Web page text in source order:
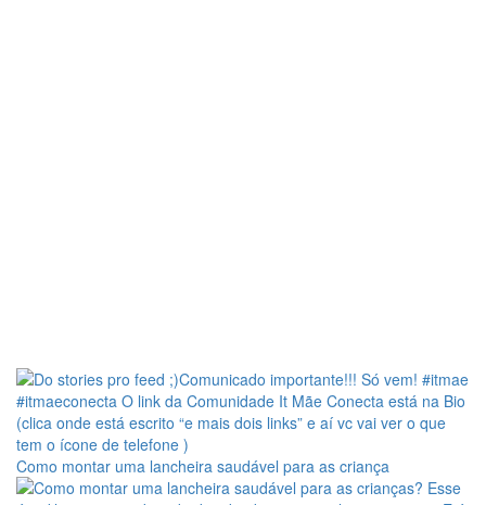
Como montar uma lancheira saudável para as criança